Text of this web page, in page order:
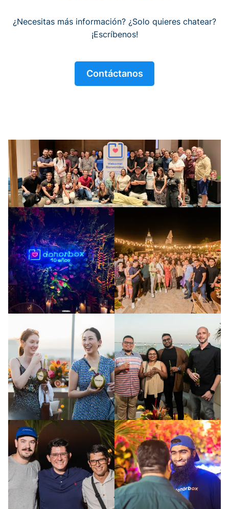
¿Necesitas más información? ¿Solo quieres chatear?
¡Escríbenos!
Contáctanos